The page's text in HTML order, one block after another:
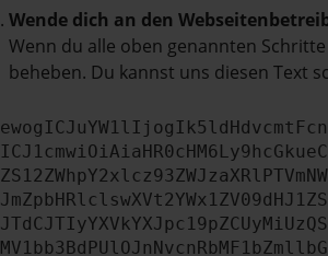
Wende dich an den
Wenn du alle oben genannten
beheben. Du kannst uns diesen Text